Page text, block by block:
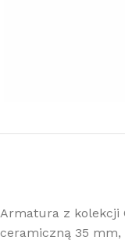
Armatura z kolekcji
ceramiczną 35 mm,